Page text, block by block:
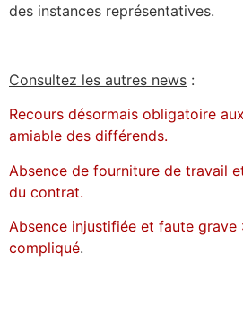
des instances représentatives.
Consultez les autres news :
Recours désormais obligatoire
amiable des différends.
Absence de fourniture de travail
du contrat.
Absence injustifiée et faute grave
compliqué.